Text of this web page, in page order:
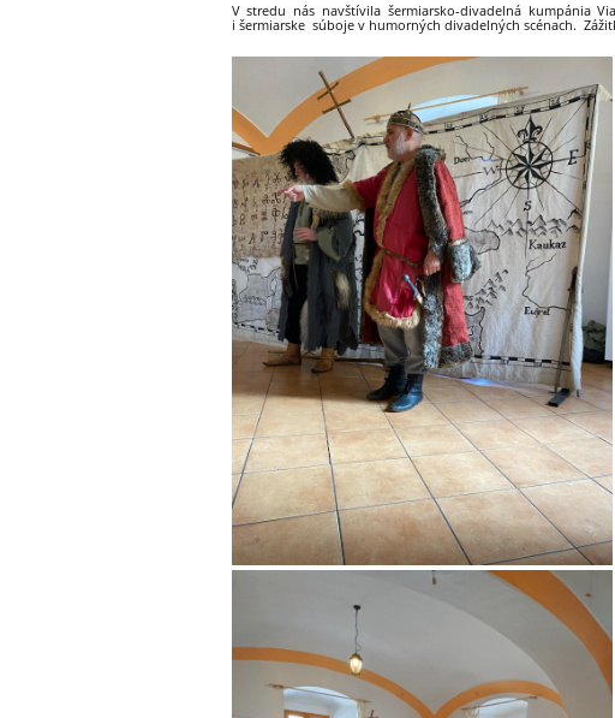
V stredu nás navštívila šermiarsko-divadelná kumpánia
i šermiarske súboje v humorných divadelných scénach.